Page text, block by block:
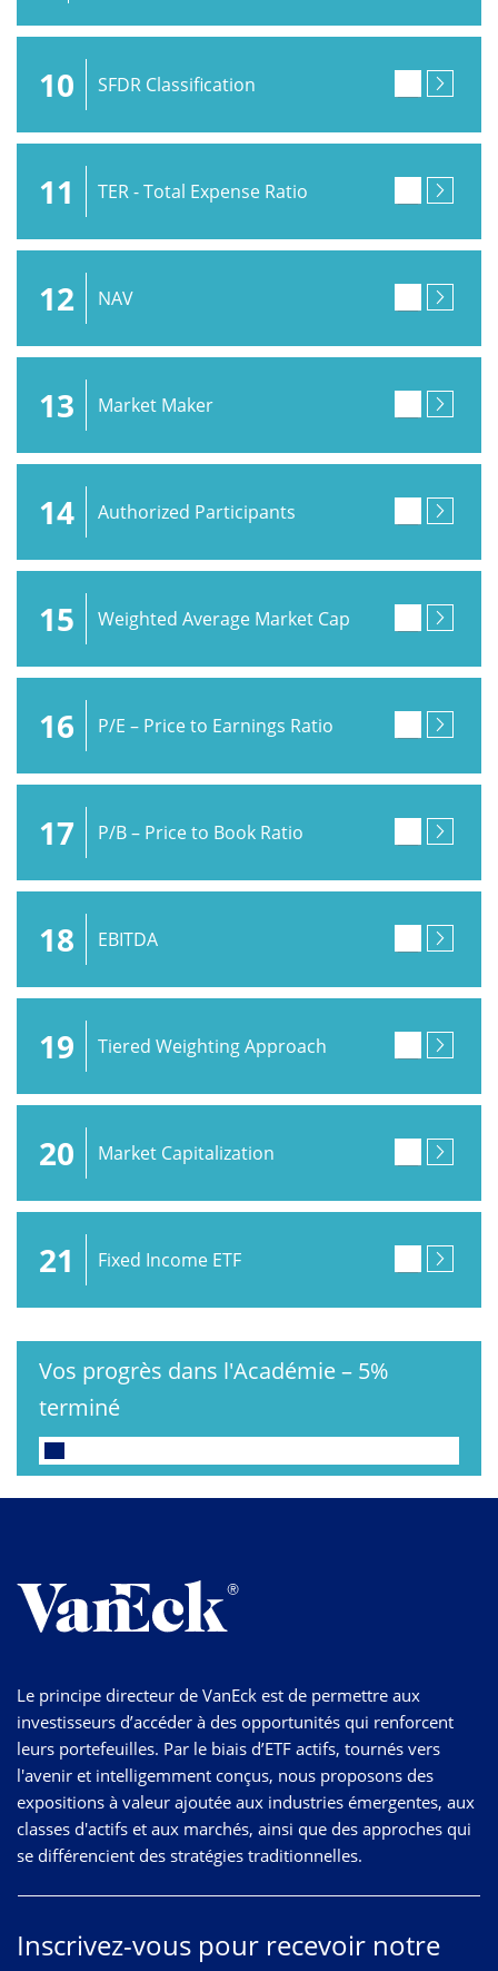
10 SFDR Classification
11 TER - Total Expense Ratio
12 NAV
13 Market Maker
14 Authorized Participants
15 Weighted Average Market Cap
16 P/E – Price to Earnings Ratio
17 P/B – Price to Book Ratio
18 EBITDA
19 Tiered Weighting Approach
20 Market Capitalization
21 Fixed Income ETF
Vos progrès dans l'Académie– 5%
terminé
Le principe directeur de VanEck est de permettre aux
investisseurs d’accéder à des opportunités qui renforcent
leurs portefeuilles. Par le biais d’ETF actifs, tournés vers
l'avenir et intelligemment conçus, nous proposons des
expositions à valeur ajoutée aux industries émergentes, aux
classes d'actifs et aux marchés, ainsi que des approches qui
se différencient des stratégies traditionnelles.
Inscrivez-vous pour recevoir notre